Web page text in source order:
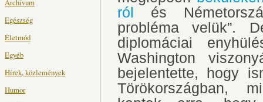
Archívum
Egészség
Életmód
Egyéb
Hírek, közlemények
Humor
ról
és
probléma velük”.
diplomáciai
Washington
bejelentette, hogy
Törökországban,